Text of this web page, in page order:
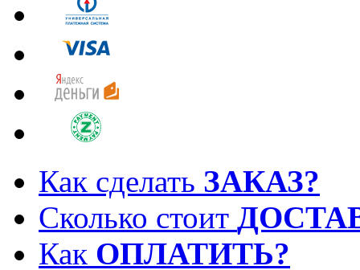
Как сделать ЗАКАЗ?
Сколько стоит
Как ОПЛАТИТЬ?